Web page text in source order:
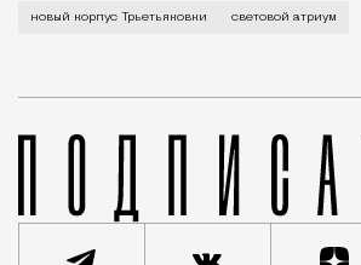
Архитекторы обещают шикарный
новый корпус Трьетьяковки световой атриум